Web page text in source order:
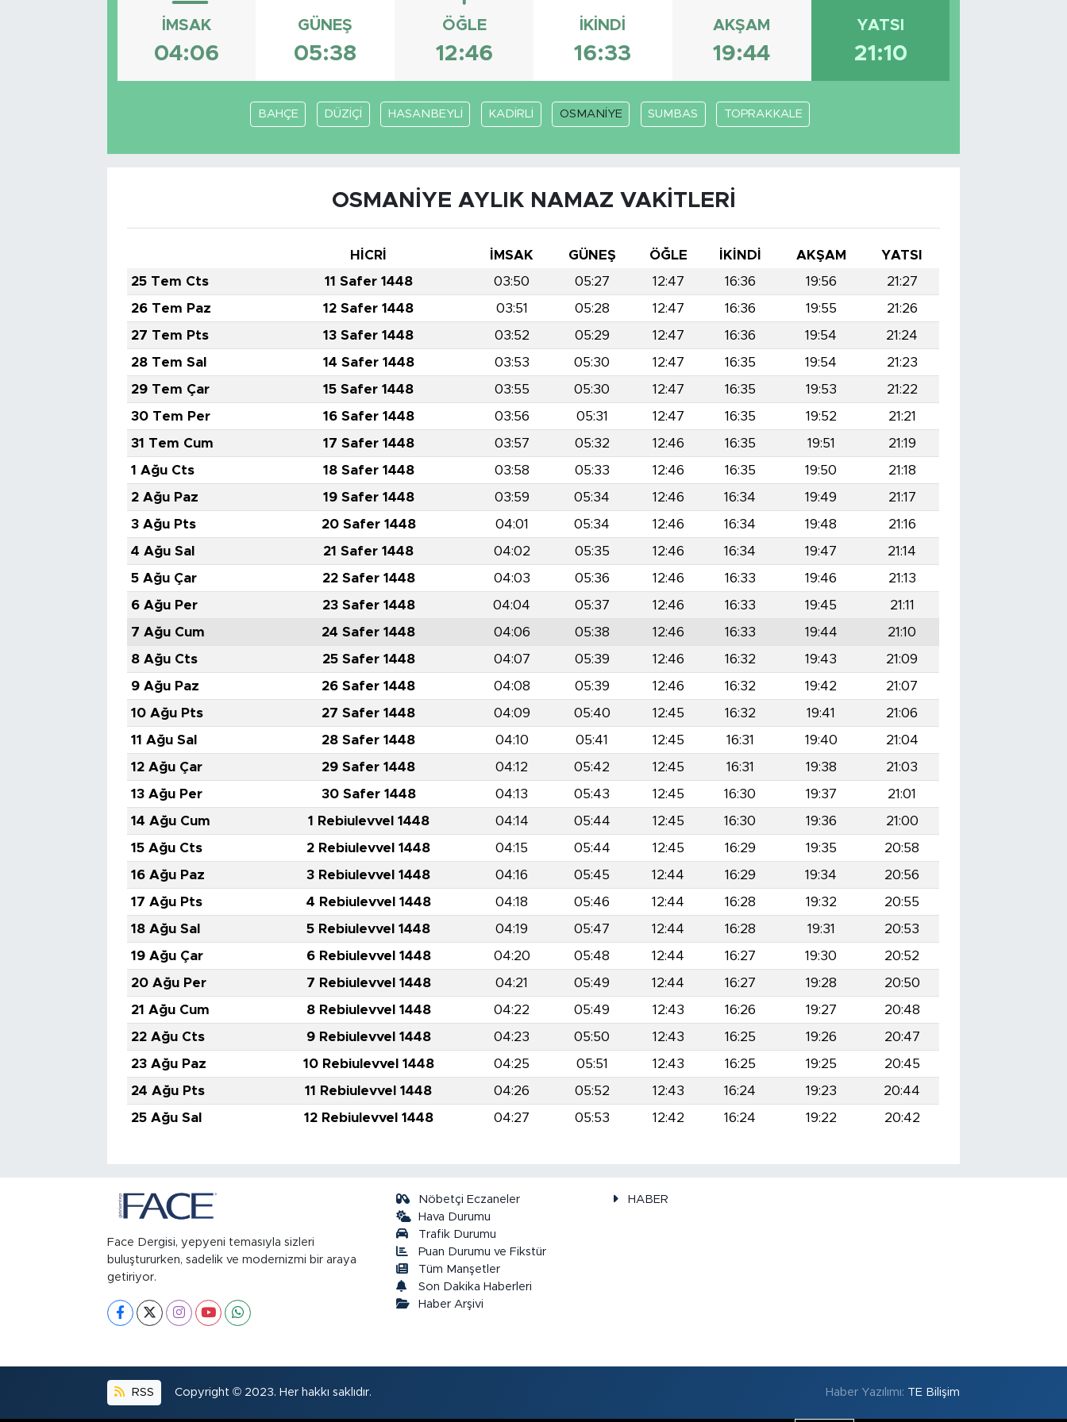
İMSAK
04:06
GÜNEŞ
05:38
ÖĞLE
12:46
İKINDI
16:33
AKŞAM
19:44
YATSI
21:10
BAHÇE DÜZİÇİ HASANBEYLİ KADİRLİ OSMANİYE SUMBAS TOPRAKKALE
OSMANİYE AYLIK NAMAZ VAKITLERI
HİCRİ İMSAK GÜNEŞ ÖĞLE İKINDI AKŞAM
YATSI
25 Tem Cts
11 Safer 1448 03:50 05:27 12:47 16:36 19:56
21:27
26 Tem Paz
12 Safer 1448 03:51 05:28 12:47 16:36 19:55
21:26
27 Tem Pts
13 Safer 1448 03:52 05:29 12:47 16:36 19:54
21:24
28 Tem Sal
14 Safer 1448 03:53 05:30 12:47 16:35 19:54
21:23
29 Tem Çar
15 Safer 1448 03:55 05:30 12:47 16:35 19:53
21:22
30 Tem Per
16 Safer 1448 03:56 05:31 12:47 16:35 19:52
21:21
31 Tem Cum
17 Safer 1448 03:57 05:32 12:46 16:35 19:51
21:19
1 Ağu Cts
18 Safer 1448 03:58 05:33 12:46 16:35 19:50
21:18
2 Ağu Paz
19 Safer 1448 03:59 05:34 12:46 16:34 19:49
21:17
3 Ağu Pts
20 Safer 1448 04:01 05:34 12:46 16:34 19:48
21:16
4 Ağu Sal
21 Safer 1448 04:02 05:35 12:46 16:34 19:47
21:14
5 Ağu Çar
22 Safer 1448 04:03 05:36 12:46 16:33 19:46
21:13
6 Ağu Per
23 Safer 1448 04:04 05:37 12:46 16:33 19:45
21:11
7 Ağu Cum
24 Safer 1448 04:06 05:38 12:46 16:33 19:44
21:10
8 Ağu Cts
25 Safer 1448 04:07 05:39 12:46 16:32 19:43
21:09
9 Ağu Paz
26 Safer 1448 04:08 05:39 12:46 16:32 19:42
21:07
10 Ağu Pts
27 Safer 1448 04:09 05:40 12:45 16:32 19:41
21:06
11 Ağu Sal
28 Safer 1448 04:10 05:41 12:45 16:31 19:40
21:04
12 Ağu Çar
29 Safer 1448 04:12 05:42 12:45 16:31 19:38
21:03
13 Ağu Per
30 Safer 1448 04:13 05:43 12:45 16:30 19:37
21:01
14 Ağu Cum
1 Rebiulevvel 1448 04:14 05:44 12:45 16:30 19:36
21:00
15 Ağu Cts
2 Rebiulevvel 1448 04:15 05:44 12:45 16:29 19:35
20:58
16 Ağu Paz
3 Rebiulevvel 1448 04:16 05:45 12:44 16:29 19:34
20:56
17 Ağu Pts
4 Rebiulevvel 1448 04:18 05:46 12:44 16:28 19:32
20:55
18 Ağu Sal
5 Rebiulevvel 1448 04:19 05:47 12:44 16:28 19:31
20:53
19 Ağu Çar
6 Rebiulevvel 1448 04:20 05:48 12:44 16:27 19:30
20:52
20 Ağu Per
7 Rebiulevvel 1448 04:21 05:49 12:44 16:27 19:28
20:50
21 Ağu Cum
8 Rebiulevvel 1448 04:22 05:49 12:43 16:26 19:27
20:48
22 Ağu Cts
9 Rebiulevvel 1448 04:23 05:50 12:43 16:25 19:26
20:47
23 Ağu Paz
10 Rebiulevvel 1448 04:25 05:51 12:43 16:25 19:25
20:45
24 Ağu Pts
11 Rebiulevvel 1448 04:26 05:52 12:43 16:24 19:23
20:44
25 Ağu Sal
12 Rebiulevvel 1448 04:27 05:53 12:42 16:24 19:22 20:42
Face Dergisi, yepyeni temasıyla sizleri
buluştururken, sadelik ve modernizmi bir araya
getiriyor.
Nöbetçi Eczaneler
Hava Durumu
Trafik Durumu
Puan Durumu ve Fikstür
Tüm Manşetler
Son Dakika Haberleri
Haber Arşivi
HABER
RSS Copyright © 2023. Her hakkı saklıdır. Haber Yazılımı: TE Bilişim